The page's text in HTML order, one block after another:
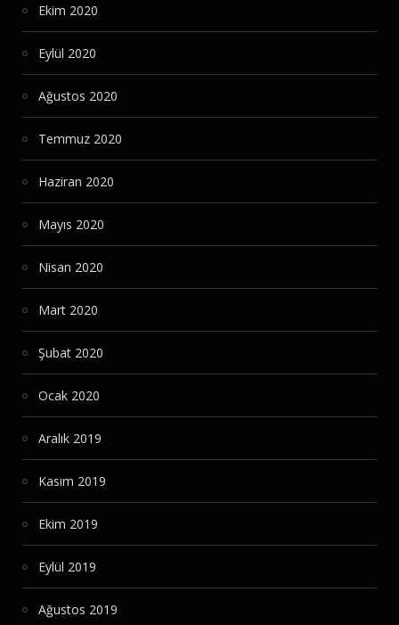
Ekim 2020
Eylül 2020
Ağustos 2020
Temmuz 2020
Haziran 2020
Mayıs 2020
Nisan 2020
Mart 2020
Şubat 2020
Ocak 2020
Aralık 2019
Kasım 2019
Ekim 2019
Eylül 2019
Ağustos 2019